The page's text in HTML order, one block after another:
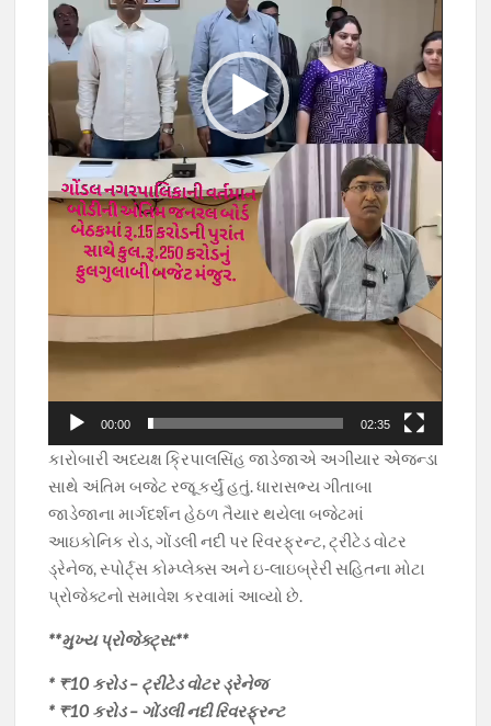
00:00 02:35
કારોબારી અધ્યક્ષ ક્રિપાલસિંહ જાડેજાએ અગીયાર એજન્ડા
સાથે અંતિમ બજેટ રજૂ કર્યું હતું. ધારાસભ્ય ગીતાબા
જાડેજાના માર્ગદર્શન હેઠળ તૈયાર થયેલા બજેટમાં
આઇકોનિક રોડ, ગોંડલી નદી પર રિવરફ્રન્ટ, ટ્રીટેડ વોટર
ડ્રેનેજ, સ્પોર્ટ્સ કોમ્પ્લેક્સ અને ઇ-લાઇબ્રેરી સહિતના મોટા
પ્રોજેક્ટનો સમાવેશ કરવામાં આવ્યો છે.
**મુખ્ય પ્રોજેક્ટ્સ:**
* ₹10 કરોડ – ટ્રીટેડ વોટર ડ્રેનેજ
* ₹10 કરોડ – ગોંડલી નદી રિવરફ્રન્ટ